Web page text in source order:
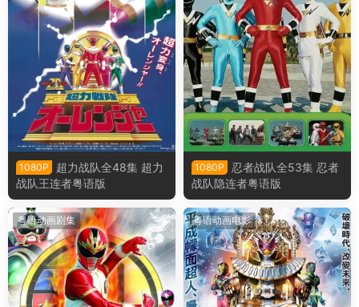
1080P
超力战队全48集 超力
战队王连者粤语版
1080P
忍者战队全53集 忍者
战队隐连者粤语版
粤语动画剧集 粤语动画电影